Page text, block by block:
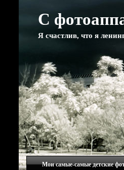
С
Я счастлив, что я
Мои самые-самые детские